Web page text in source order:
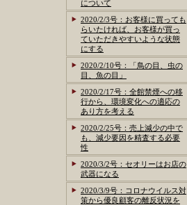
について
2020/2/3号：お客様に買っても
らいたければ、お客様が買っ
ていただきやすいような状態
にする
2020/2/10号：「鳥の目、虫の
目、魚の目」
2020/2/17号：全館禁煙への移
行から、環境変化への適応の
あり方を考える
2020/2/25号：売上減少の中で
も、減少要因を精査する必要
性
2020/3/2号：セオリーはお店の
武器になる
2020/3/9号：コロナウイルス対
策から優良顧客の離反状況を